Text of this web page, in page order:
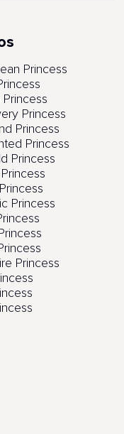
Princess
Princess
Princess
Princess
Princess
Princess
Princess